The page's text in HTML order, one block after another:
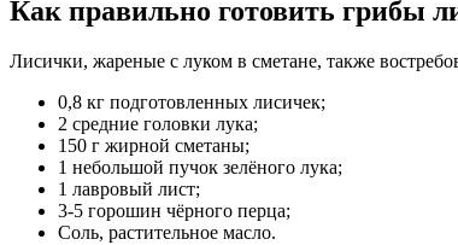
Как правильно готовить грибы
Лисички, жареные с луком в сметане, также
0,8 кг подготовленных лисичек;
2 средние головки лука;
150 г жирной сметаны;
1 небольшой пучок зелёного лука;
1 лавровый лист;
3-5 горошин чёрного перца;
Соль, растительное масло.